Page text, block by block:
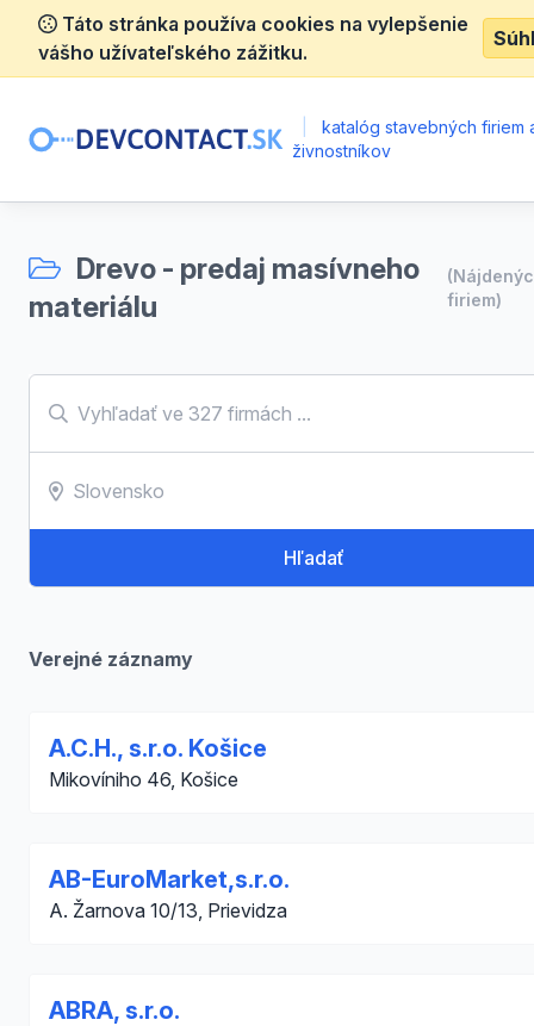
Táto stránka používa cookies na vylepšenie
vášho užívateľského zážitku.
katalóg stavebných firiem
živnostníkov
Drevo - predaj masívneho
materiálu
firiem)
Hľadať
Verejné záznamy
A.C.H., s.r.o. Košice
Mikovíniho 46, Košice
AB-EuroMarket,s.r.o.
A. Žarnova 10/13, Prievidza
ABRA, s.r.o.